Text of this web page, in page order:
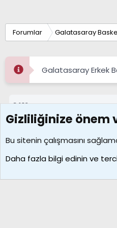
Forumlar Galatasaray
Galatasaray Erkek
8412
Konular
Çerezler
Galatasaray Basketbol | GS Basket
Gizliliğinize önem
Bu sitenin çalışmasını
Daha fazla bilgi edinin ve